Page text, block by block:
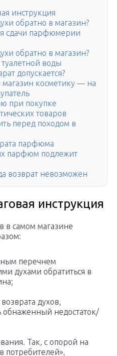
инструкция
обратно в магазин?
сдачи парфюмерии
обратно в магазин?
воды
допускается?
косметику — на
при покупке
товаров
перед походом в
парфюма
парфюм подлежит
возврат невозможен
инструкция
в самом магазине
перечнем
духами обратиться в
духов,
обнаженный недостаток/
Так, с опорой на
потребителей»,